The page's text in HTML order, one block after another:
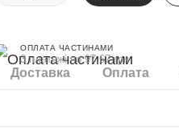
ОПЛАТА ЧАСТИНАМИ
3 платежі по 97.67 грн
Доставка Оплата